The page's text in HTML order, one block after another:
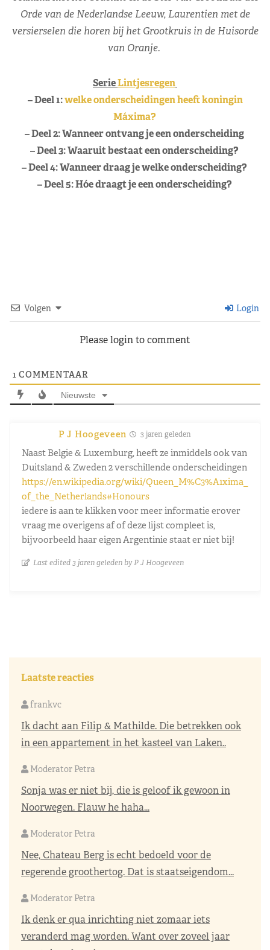
Orde van de Nederlandse Leeuw, Laurentien met de
versierselen die horen bij het Grootkruis in de Huisorde
van Oranje.
SerieLintjesregen
– Deel 1:welke onderscheidingen heeft koningin
Máxima?
– Deel 2: Wanneer ontvang je een onderscheiding
– Deel 3: Waaruit bestaat een onderscheiding?
– Deel 4: Wanneer draag je welke onderscheiding?
– Deel 5: Hóe draagt je een onderscheiding?
Volgen Login
Please login to comment
1 COMMENTAAR
Nieuwste
P J Hoogeveen 3 jaren geleden
Naast Belgie & Luxemburg, heeft ze inmiddels ook van
Duitsland & Zweden 2 verschillende onderscheidingen
https://en.wikipedia.org/wiki/Queen_M%C3%A1xima_
of_the_Netherlands#Honours
iedere is aan te klikken voor meer informatie erover
vraag me overigens af of deze lijst compleet is,
bijvoorbeeld haar eigen Argentinie staat er niet bij!
Last edited 3 jaren geleden by P J Hoogeveen
Laatste reacties
frankvc
Ik dacht aan Filip & Mathilde. Die betrekken ook
in een appartement in het kasteel van Laken..
Moderator Petra
Sonja was er niet bij, die is geloof ik gewoon in
Noorwegen. Flauw he haha...
Moderator Petra
Nee, Chateau Berg is echt bedoeld voor de
regerende groothertog. Dat is staatseigendom...
Moderator Petra
Ik denk er qua inrichting niet zomaar iets
veranderd mag worden. Want over zoveel jaar